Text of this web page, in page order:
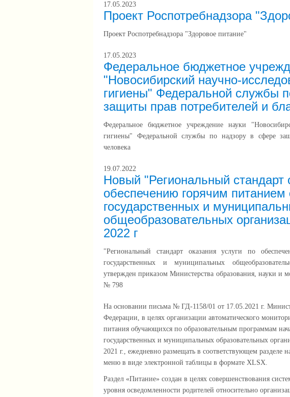
17.05.2023
Проект Роспотребнадзора
Проект Роспотребнадзора "Здоровое питание"
17.05.2023
Федеральное бюджетное
"Новосибирский научно-
гигиены" Федеральной службы
защиты прав потребителей и
Федеральное бюджетное учреждение науки
гигиены" Федеральной службы по надзору в сфере
человека
19.07.2022
Новый "Региональный стандарт
обеспечению горячим
государственных и
общеобразовательных
2022 г
"Региональный стандарт оказания услуги по
государственных и муниципальных
утвержден приказом Министерства образования, науки и
№ 798
На основании письма № ГД-1158/01 от 17.05.2021 г.
Федерации, в целях организации автоматического
питания обучающихся по образовательным программам
государственных и муниципальных образовательных
2021 г., ежедневно размещать в соответствующем разделе
меню в виде электронной таблицы в формате XLSX.
Раздел «Питание» создан в целях совершенствования
уровня осведомленности родителей относительно